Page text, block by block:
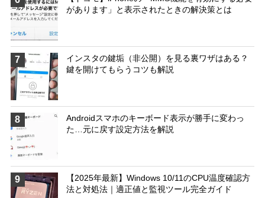
があります」と表示されたときの解決策とは
7
インスタの鍵垢（非公開）を見る裏ワザはある？
鍵を開けてもらうコツも解説
8
Androidスマホのキーボード表示が勝手に変わっ
た…元に戻す設定方法を解説
9
【2025年最新】Windows 10/11のCPU温度確認方
法と対処法｜適正値と監視ツール完全ガイド